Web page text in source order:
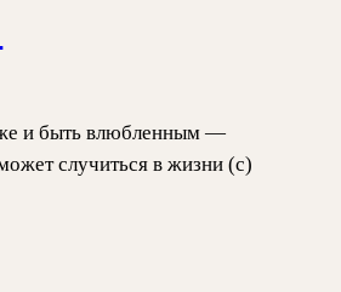
и быть влюбленным —
случиться в жизни (с)